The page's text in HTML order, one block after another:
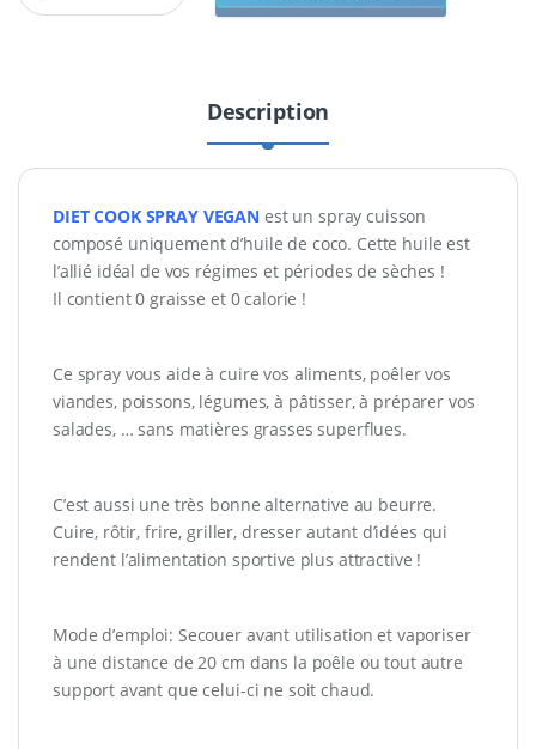
Description
DIET COOK SPRAY VEGAN est un spray cuisson
composé uniquement d’huile de coco. Cette huile est
l’allié idéal de vos régimes et périodes de sèches !
Il contient 0 graisse et 0 calorie !
Ce spray vous aide à cuire vos aliments, poêler vos
viandes, poissons, légumes, à pâtisser, à préparer vos
salades, … sans matières grasses superflues.
C’est aussi une très bonne alternative au beurre.
Cuire, rôtir, frire, griller, dresser autant d’idées qui
rendent l’alimentation sportive plus attractive !
Mode d’emploi: Secouer avant utilisation et vaporiser
à une distance de 20 cm dans la poêle ou tout autre
support avant que celui-ci ne soit chaud.